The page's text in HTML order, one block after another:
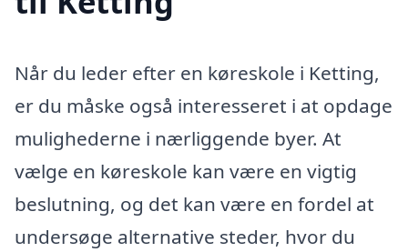
Når du leder efter en køreskole i Ketting,
er du måske også interesseret i at opdage
mulighederne i nærliggende byer. At
vælge en køreskole kan være en vigtig
beslutning, og det kan være en fordel at
undersøge alternative steder, hvor du